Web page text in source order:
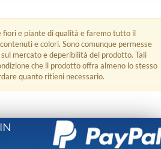
fiori e piante di qualità e faremo tutto il
e colori. Sono comunque permesse
mercato e deperibilità del prodotto. Tali
che il prodotto offra almeno lo stesso
quanto ritieni necessario.